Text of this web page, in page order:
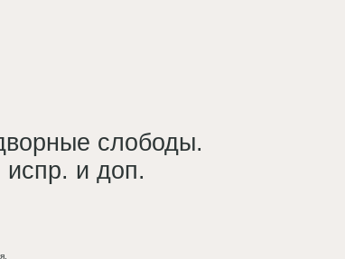
слободы.
испр. и доп.